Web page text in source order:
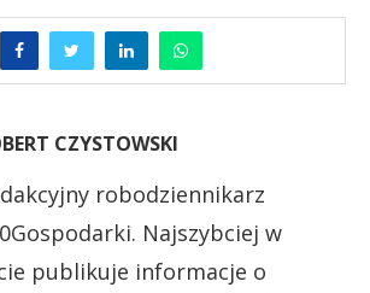
CZYSTOWSKI
robodziennikarz
Najszybciej w
publikuje informacje o